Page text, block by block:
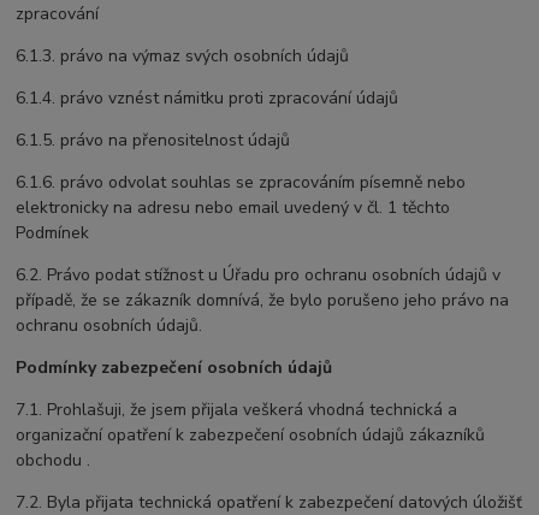
zpracování
6.1.3. právo na výmaz svých osobních údajů
6.1.4. právo vznést námitku proti zpracování údajů
6.1.5. právo na přenositelnost údajů
6.1.6. právo odvolat souhlas se zpracováním písemně nebo
elektronicky na adresu nebo email uvedený v čl. 1 těchto
Podmínek
6.2. Právo podat stížnost u Úřadu pro ochranu osobních údajů v
případě, že se zákazník domnívá, že bylo porušeno jeho právo na
ochranu osobních údajů.
Podmínky zabezpečení osobních údajů
7.1. Prohlašuji, že jsem přijala veškerá vhodná technická a
organizační opatření k zabezpečení osobních údajů zákazníků
obchodu .
7.2. Byla přijata technická opatření k zabezpečení datových úložišť